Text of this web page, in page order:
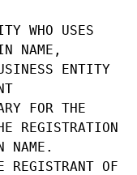
WHO USES
NAME,
ENTITY
FOR THE
REGISTRATION
NAME.
REGISTRANT OF